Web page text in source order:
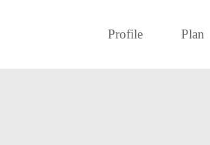
Profile Plan